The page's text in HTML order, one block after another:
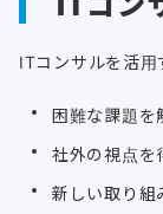
ITコンサルを活用
困難な課題を
社外の視点を
新しい取り組